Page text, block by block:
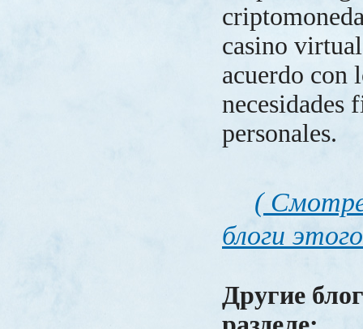
casino
acuerdo con
necesidades
personales.
(
блоги
Другие